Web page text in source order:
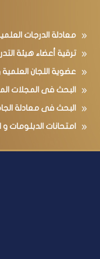
معادلة الدرجات
ترقية أعضاء هيئة
عضوية اللجان
البحث فى المجلات
البحث فى معادلة
امتحانات الدبلومات و